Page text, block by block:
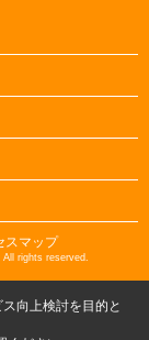
スマップ
rights reserved.
向上検討を目的と